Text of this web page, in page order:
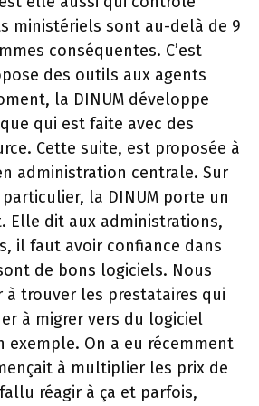
ministériels sont au-delà de 9
conséquentes. C’est
des outils aux agents
la DINUM développe
qui est faite avec des
Cette suite, est proposée à
administration centrale. Sur
particulier, la DINUM porte un
Elle dit aux administrations,
il faut avoir confiance dans
de bons logiciels. Nous
à trouver les prestataires qui
à migrer vers du logiciel
exemple. On a eu récemment
à multiplier les prix de
réagir à ça et parfois,